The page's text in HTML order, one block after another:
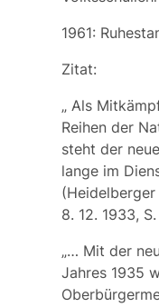
1961:
Zitat:
„ Als
Reihen der
steht der
lange im
8. 12. 1933,
„… Mit der
Jahres 1935